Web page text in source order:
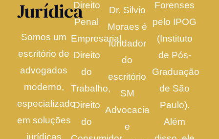
Jurídica
Somos um
escritório de
advogados
moderno,
especializado
em soluções
jurídicas
Direito
Penal
Empresarial,
Direito
do
Trabalho,
Direito
do
Dr. Silvio
Moraes é
fundador
do
escritório
SM
Advocacia
e
Forenses
pelo IPOG
(Instituto
de Pós-
Graduação
de São
Paulo).
Além